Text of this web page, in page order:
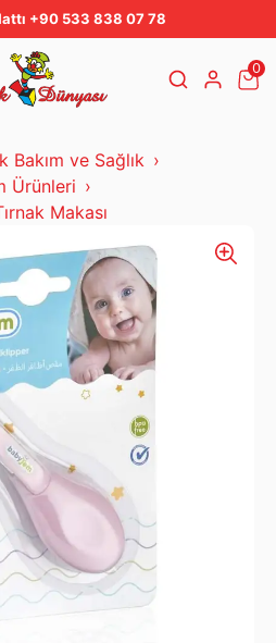
+90 533 838 07 78
0
Bakım ve Sağlık
Ürünleri
Makası